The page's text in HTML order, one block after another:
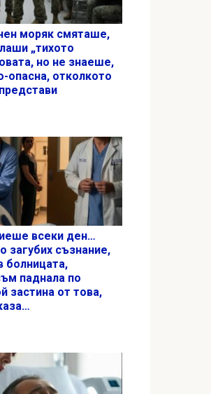
моряк смяташе,
„тихото
но не знаеше,
опасна, отколкото
всеки ден…
загубих съзнание,
болницата,
паднала по
застина от това,